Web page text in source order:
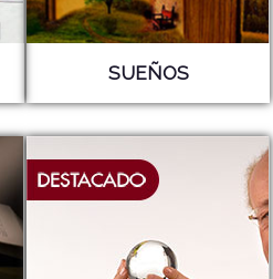
SUEÑOS